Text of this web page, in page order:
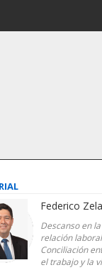
Federico
Descanso en la
relación
Conciliación
el trabajo y la